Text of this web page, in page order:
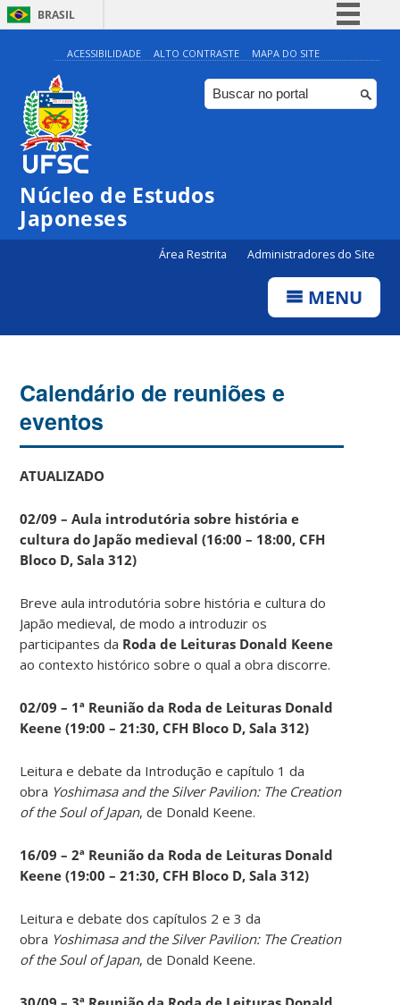
BRASIL
Simplifique!
Comunica BR
Participe
ACESSIBILIDADE ALTO CONTRASTE MAPA DO SITE
Núcleo de Estudos
Japoneses
Área Restrita Administradores do Site
MENU
Calendário de reuniões e
eventos
ATUALIZADO
02/09 – Aula introdutória sobre história e
cultura do Japão medieval (16:00 – 18:00, CFH
Bloco D, Sala 312)
Breve aula introdutória sobre história e cultura do
Japão medieval, de modo a introduzir os
participantes da Roda de Leituras Donald Keene
ao contexto histórico sobre o qual a obra discorre.
02/09 – 1ª Reunião da Roda de Leituras Donald
Keene (19:00 – 21:30, CFH Bloco D, Sala 312)
Leitura e debate da Introdução e capítulo 1 da
obra Yoshimasa and the Silver Pavilion: The Creation
of the Soul of Japan, de Donald Keene.
16/09 – 2ª Reunião da Roda de Leituras Donald
Keene (19:00 – 21:30, CFH Bloco D, Sala 312)
Leitura e debate dos capítulos 2 e 3 da
obra Yoshimasa and the Silver Pavilion: The Creation
of the Soul of Japan, de Donald Keene.